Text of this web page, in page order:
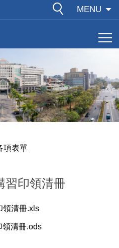
MENU
項表單
習印領清冊
領清冊.xls
領清冊.ods